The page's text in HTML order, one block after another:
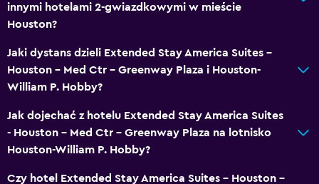
innymi hotelami 2-gwiazdkowymi w mieście
Houston?
Jaki dystans dzieli Extended Stay America Suites -
Houston - Med Ctr - Greenway Plaza i Houston-
William P. Hobby?
Jak dojechać z hotelu Extended Stay America Suites
- Houston - Med Ctr - Greenway Plaza na lotnisko
Houston-William P. Hobby?
Czy hotel Extended Stay America Suites - Houston -